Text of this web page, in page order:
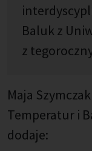
Baluk z
z
Maja
Temperatur i
dodaje: